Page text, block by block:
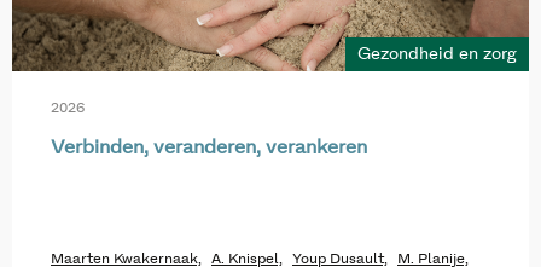
Gezondheid en zorg
2026
Verbinden, veranderen, verankeren
Maarten Kwakernaak, A. Knispel, Youp Dusault, M. Planije,